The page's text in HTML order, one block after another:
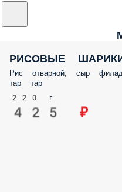
РИСОВЫЕ
Рис отварной, сыр
тар тар
220 г.
425 ₽